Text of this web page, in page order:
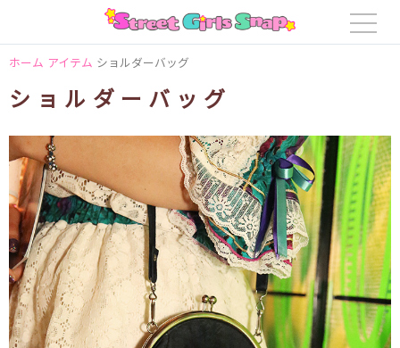
ホーム アイテム ショルダーバッグ
ショルダーバッグ